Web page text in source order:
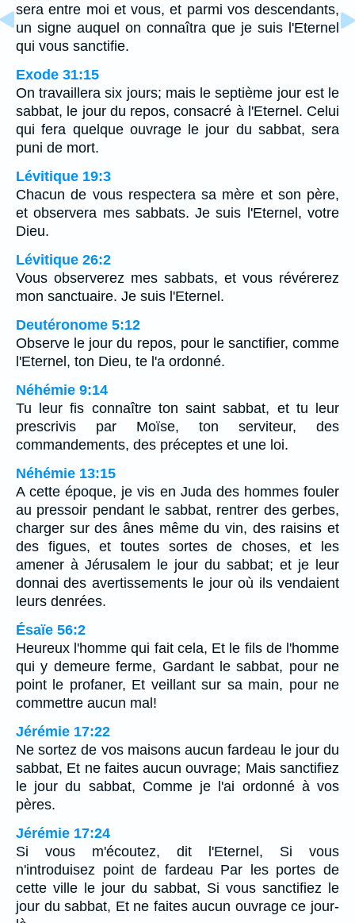
sera entre moi et vous, et parmi vos descendants,
un signe auquel on connaîtra que je suis l'Eternel
qui vous sanctifie.
Exode 31:15
On travaillera six jours; mais le septième jour est le
sabbat, le jour du repos, consacré à l'Eternel. Celui
qui fera quelque ouvrage le jour du sabbat, sera
puni de mort.
Lévitique 19:3
Chacun de vous respectera sa mère et son père,
et observera mes sabbats. Je suis l'Eternel, votre
Dieu.
Lévitique 26:2
Vous observerez mes sabbats, et vous révérerez
mon sanctuaire. Je suis l'Eternel.
Deutéronome 5:12
Observe le jour du repos, pour le sanctifier, comme
l'Eternel, ton Dieu, te l'a ordonné.
Néhémie 9:14
Tu leur fis connaître ton saint sabbat, et tu leur
prescrivis par Moïse, ton serviteur, des
commandements, des préceptes et une loi.
Néhémie 13:15
A cette époque, je vis en Juda des hommes fouler
au pressoir pendant le sabbat, rentrer des gerbes,
charger sur des ânes même du vin, des raisins et
des figues, et toutes sortes de choses, et les
amener à Jérusalem le jour du sabbat; et je leur
donnai des avertissements le jour où ils vendaient
leurs denrées.
Ésaïe 56:2
Heureux l'homme qui fait cela, Et le fils de l'homme
qui y demeure ferme, Gardant le sabbat, pour ne
point le profaner, Et veillant sur sa main, pour ne
commettre aucun mal!
Jérémie 17:22
Ne sortez de vos maisons aucun fardeau le jour du
sabbat, Et ne faites aucun ouvrage; Mais sanctifiez
le jour du sabbat, Comme je l'ai ordonné à vos
pères.
Jérémie 17:24
Si vous m'écoutez, dit l'Eternel, Si vous
n'introduisez point de fardeau Par les portes de
cette ville le jour du sabbat, Si vous sanctifiez le
jour du sabbat, Et ne faites aucun ouvrage ce jour-